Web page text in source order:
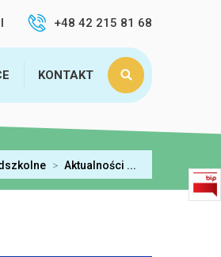
+48 42 215 81 68
KONTAKT
> Aktualności ...